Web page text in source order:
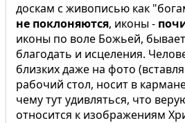
доскам с живописью как
не поклоняются, иконы -
иконы по воле Божьей,
благодать и исцеления.
близких даже на фото
рабочий стол, носит в
чему тут удивляться, что
относится к изображениям